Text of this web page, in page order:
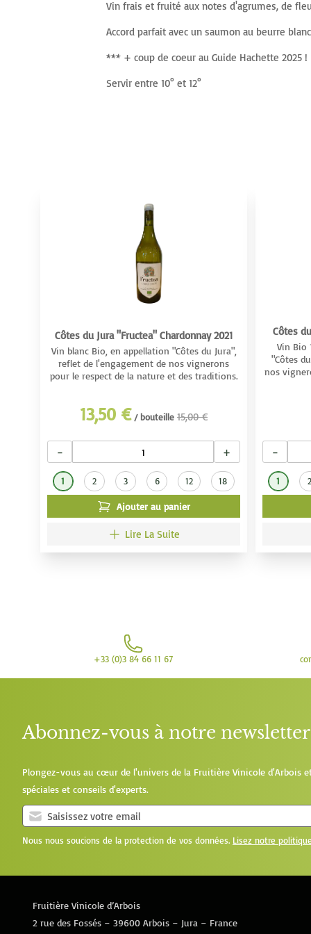
Vin frais et fruité aux notes d'agrumes, de
Accord parfait avec un saumon au beurre
*** + coup de coeur au Guide Hachette 2025 !
Servir entre 10° et 12°
Côtes du Jura "Fructea" Chardonnay 2021
Vin blanc Bio, en appellation "Côtes du Jura",
reflet de l'engagement de nos vignerons
pour le respect de la nature et des traditions.
13,50 € / bouteille 15,00 €
− +
1 2 3 6 12 18
Ajouter au panier
Lire La Suite
Côtes
Vin Bio
"Côtes
nos
−
1 2
+33 (0)3 84 66 11 67
Abonnez-vous à notre newsletter
Plongez-vous au cœur de l'univers de la Fruitière Vinicole d'Arbois
spéciales et conseils d'experts.
Nous nous soucions de la protection de vos données. Lisez notre
Fruitière Vinicole d’Arbois
2 rue des Fossés – 39600 Arbois – Jura – France